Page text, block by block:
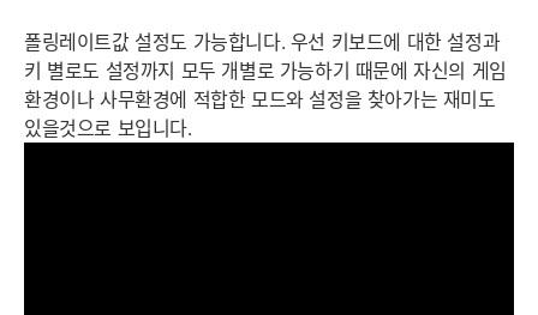
폴링레이트값 설정도 가능합니다. 우선 키보드에 대한 설정과
키 별로도 설정까지 모두 개별로 가능하기 때문에 자신의 게임
환경이나 사무환경에 적합한 모드와 설정을 찾아가는 재미도
있을것으로 보입니다.